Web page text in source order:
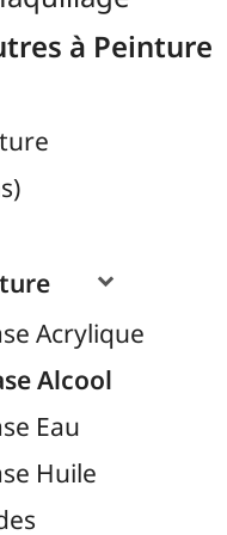
